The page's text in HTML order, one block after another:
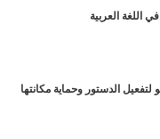
اللغة العربية
لتفعيل الدستور وحماية مكانتها